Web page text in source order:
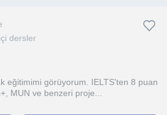
dersler
eğitimimi görüyorum. IELTS'ten 8 puan
MUN ve benzeri proje...